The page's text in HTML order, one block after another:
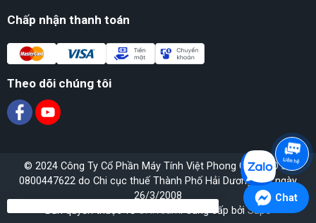
Chấp nhận thanh toán
Theo dõi chúng tôi
Bản quyền thuộc vềOH!Team. Cung cấp bởiSapo
© 2024 Công Ty Cổ Phần Máy Tính Việt Phong GPĐKKD số
0800447622 do Chi cục thuế Thành Phố Hải Dương cấp ngày
26/3/2008
Chat